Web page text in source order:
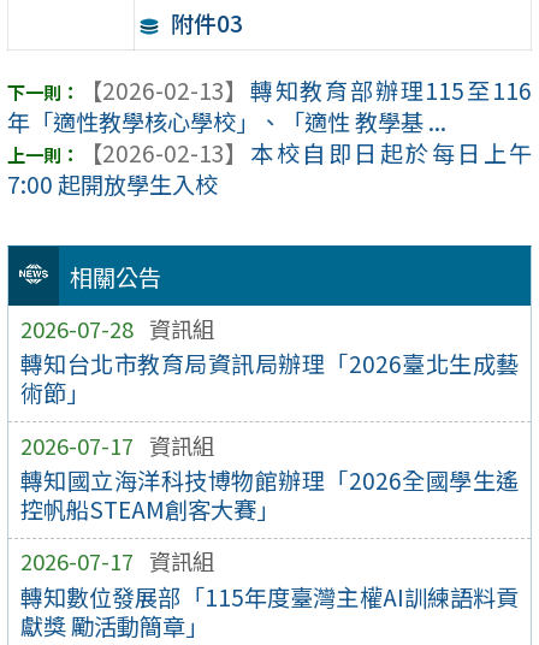
相關公告
2026-07-28 資訊組
轉知台北市教育局資訊局辦理「2026臺北生成藝
術節」
2026-07-17 資訊組
轉知國立海洋科技博物館辦理「2026全國學生遙
控帆船STEAM創客大賽」
2026-07-17 資訊組
轉知數位發展部「115年度臺灣主權AI訓練語料貢
獻獎 勵活動簡章」
附件03
【2026-02-13】 轉知教育部辦理115至116
年「適性教學核心學校」、「適性 教學基 ...
【2026-02-13】 本校自即日起於每日上午
7:00 起開放學生入校